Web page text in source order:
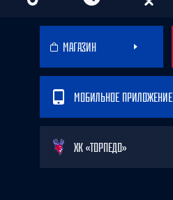
МАГАЗИН
МОБИЛЬНОЕ ПРИЛОЖЕНИЕ
ХК «ТОРПЕДО»